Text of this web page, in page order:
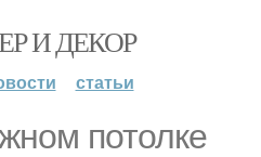
И ДЕКОР
статьи
потолке